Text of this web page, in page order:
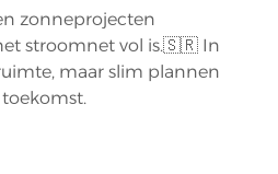
zonneprojecten
stroomnet vol is.🇸🇷 In
maar slim plannen
toekomst.